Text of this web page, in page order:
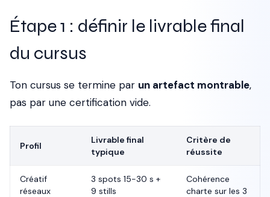
Étape 1 : définir le livrable final
du cursus
Ton cursus se termine par un artefact montrable,
pas par une certification vide.
Profil
Livrable final
typique
Critère de
réussite
Créatif
réseaux
3 spots 15-30 s +
9 stills
Cohérence
charte sur les 3